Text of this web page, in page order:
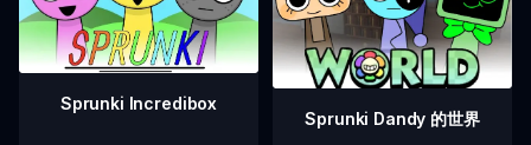
Sprunki Incredibox
Sprunki Dandy 的世界